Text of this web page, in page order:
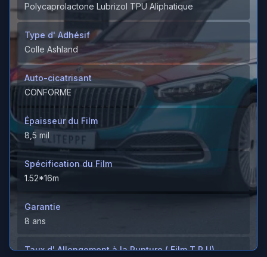
Polycaprolactone Lubrizol TPU Aliphatique
Type d' Adhésif
Colle Ashland
Auto-cicatrisant
CONFORME
Épaisseur du Film
8,5 mil
Spécification du Film
1.52*16m
Garantie
8 ans
Taux d' Allongement à la Rupture ( Film T P U)